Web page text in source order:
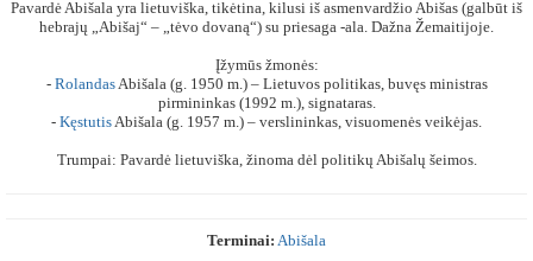
Pavardė Abišala yra lietuviška, tikėtina, kilusi iš asmenvardžio Abišas (galbūt iš
hebrajų „Abišaj“ – „tėvo dovaną“) su priesaga -ala. Dažna Žemaitijoje.
Įžymūs žmonės:
- RolandasAbišala (g. 1950 m.) – Lietuvos politikas, buvęs ministras
pirmininkas (1992 m.), signataras.
- KęstutisAbišala (g. 1957 m.) – verslininkas, visuomenės veikėjas.
Trumpai: Pavardė lietuviška, žinoma dėl politikų Abišalų šeimos.
Terminai: Abišala